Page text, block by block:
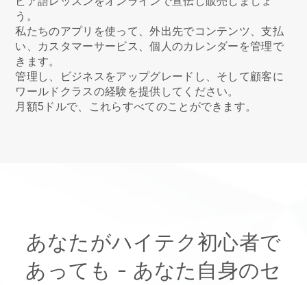
う。
私たちのアプリを使って、外出先でコンテンツ、支払
い、カスタマーサービス、個人のカレンダーを管理で
きます。
管理し、ビジネスをアップグレードし、そして顧客に
ワールドクラスの経験を提供してください。
月額5ドルで、これらすべてのことができます。
あなたがハイテク初心者で
あっても - あなた自身のセ